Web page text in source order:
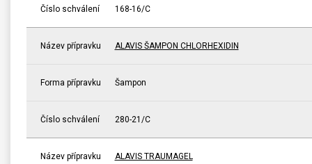
Číslo schválení 168-16/C
Název přípravku ALAVIS ŠAMPON CHLORHEXIDIN
Forma přípravku Šampon
Číslo schválení 280-21/C
Název přípravku ALAVIS TRAUMAGEL